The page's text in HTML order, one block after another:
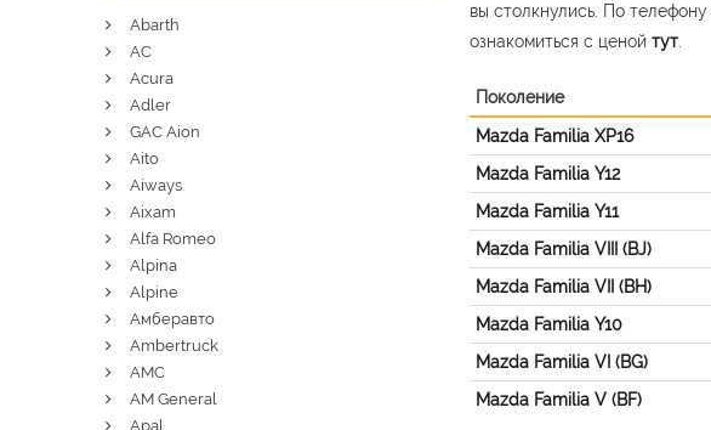
вы столкнулись. По телефону
ознакомиться с ценой тут
Поколение
Mazda Familia XP16
Mazda Familia Y12
Mazda Familia Y11
Mazda Familia VIII (BJ)
Mazda Familia VII (BH)
Mazda Familia Y10
Mazda Familia VI (BG)
Mazda Familia V (BF)
Abarth
AC
Acura
Adler
GAC Aion
Aito
Aiways
Aixam
Alfa Romeo
Alpina
Alpine
Амберавто
Ambertruck
AMC
AM General
Apal